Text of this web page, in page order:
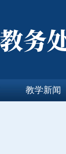
教学新闻